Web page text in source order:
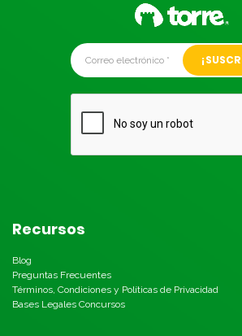
Alternative:
Recursos
Blog
Preguntas Frecuentes
Términos, Condiciones y Políticas de Privacidad
Bases Legales Concursos